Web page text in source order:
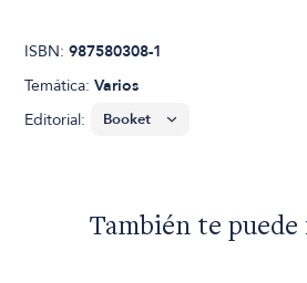
ISBN:987580308-1
Temática:Varios
Editorial:
También te puede